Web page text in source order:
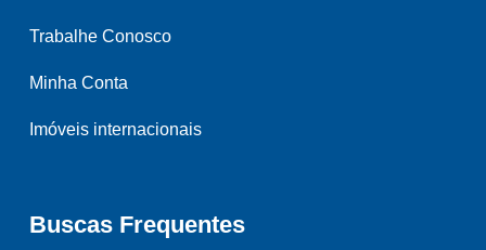
Trabalhe Conosco
Minha Conta
Imóveis internacionais
Buscas Frequentes